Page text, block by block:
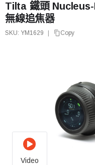
Tilta 鐵頭
無線追焦器
SKU: YM1629 Copy
Video